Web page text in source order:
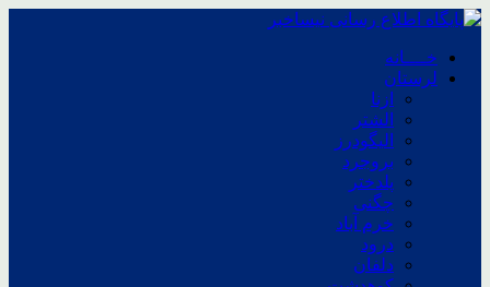
خــــانه
لرستان
ازنا
الشتر
الیگودرز
بروجرد
پلدختر
چگنی
خرم آباد
درود
دلفان